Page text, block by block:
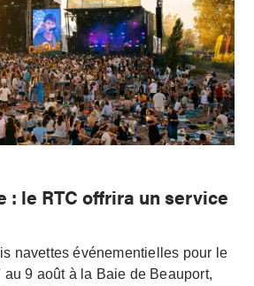
: le RTC offrira un service
navettes événementielles pour le
9 août à la Baie de Beauport,